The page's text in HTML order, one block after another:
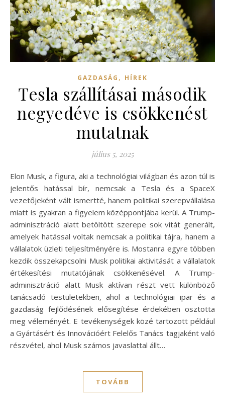
GAZDASÁG , HÍREK
Tesla szállításai második
negyedéve is csökkenést
mutatnak
július 5, 2025
Elon Musk, a figura, aki a technológiai világban és azon túl is
jelentős hatással bír, nemcsak a Tesla és a SpaceX
vezetőjeként vált ismertté, hanem politikai szerepvállalása
miatt is gyakran a figyelem középpontjába kerül. A Trump-
adminisztráció alatt betöltött szerepe sok vitát generált,
amelyek hatással voltak nemcsak a politikai tájra, hanem a
vállalatok üzleti teljesítményére is. Mostanra egyre többen
kezdik összekapcsolni Musk politikai aktivitását a vállalatok
értékesítési mutatójának csökkenésével. A Trump-
adminisztráció alatt Musk aktívan részt vett különböző
tanácsadó testületekben, ahol a technológiai ipar és a
gazdaság fejlődésének elősegítése érdekében osztotta
meg véleményét. E tevékenységek közé tartozott például
a Gyártásért és Innovációért Felelős Tanács tagjaként való
részvétel, ahol Musk számos javaslattal állt…
TOVÁBB